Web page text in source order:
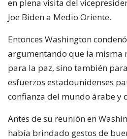
en plena visita del
Joe Biden a Medio Oriente.
Entonces Washington
argumentando que la misma
para la paz, sino también
esfuerzos estadounidenses
confianza del mundo árabe y
Antes de su reunión en
había brindado gestos de